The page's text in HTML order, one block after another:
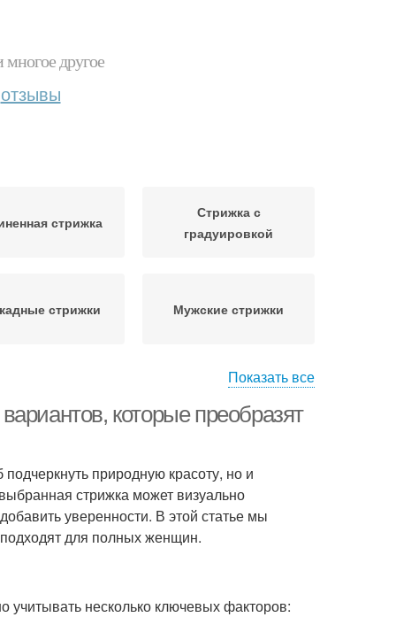
другое
отзывы
стрижка
Стрижка с
градуировкой
стрижки Мужские стрижки
лица
в стрижке Стрижки по форме
Показать все
которые преобразят
природную красоту, но и
стрижка может визуально
уверенности. В этой статье мы
для полных женщин.
учитывать несколько ключевых факторов: